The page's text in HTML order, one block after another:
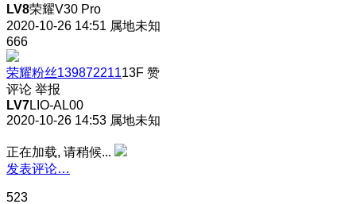
LV8荣耀V30 Pro
2020-10-26 14:51 属地未知
666
荣耀粉丝13987221113F 赞
评论 举报
LV7LIO-AL00
2020-10-26 14:53 属地未知
正在加载, 请稍候...
发表评论…
523